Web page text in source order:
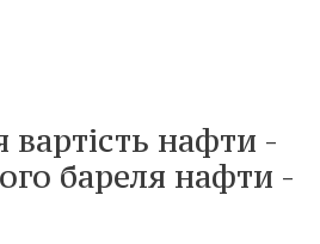
нафти -
бареля нафти -